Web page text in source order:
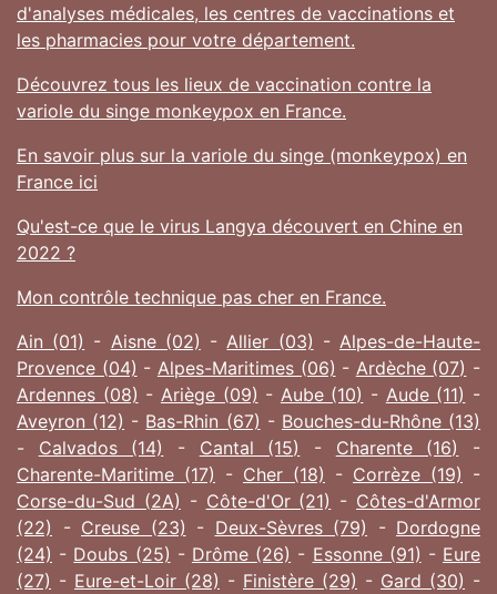
d'analyses médicales, les centres de vaccinations et
les pharmacies pour votre département.
Découvrez tous les lieux de vaccination contre la
variole du singe monkeypox en France.
En savoir plus sur la variole du singe (monkeypox) en
France ici
Qu'est-ce que le virus Langya découvert en Chine en
2022 ?
Mon contrôle technique pas cher en France.
Ain (01) - Aisne (02) -Allier (03) -Alpes-de-Haute-
Provence (04) - Alpes-Maritimes (06) - Ardèche (07) -
Ardennes (08) - Ariège (09) - Aube (10) - Aude (11) -
Aveyron (12) - Bas-Rhin (67) - Bouches-du-Rhône (13)
- Calvados (14) - Cantal (15) - Charente (16)
-
Charente-Maritime (17) - Cher (18) - Corrèze (19) -
Corse-du-Sud (2A) - Côte-d'Or (21) - Côtes-d'Armor
(22) - Creuse (23) - Deux-Sèvres (79) - Dordogne
(24) - Doubs (25) - Drôme (26) - Essonne (91) - Eure
(27) - Eure-et-Loir (28) - Finistère (29) - Gard (30) -